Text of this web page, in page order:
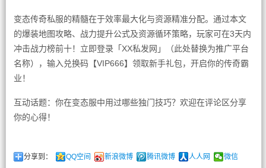
变态传奇私服的精髓在于效率最大化与资源精准分配。通过本文
的爆装地图攻略、战力提升公式及资源循环策略，玩家可在3天内
冲击战力榜前十！立即登录「XX私发网」（此处替换为推广平台
名称），输入兑换码【VIP666】领取新手礼包，开启你的传奇霸
业！
互动话题：你在变态服中用过哪些独门技巧？欢迎在评论区分享
你的心得！
分享到： QQ空间 新浪微博 腾讯微博 人人网 微信